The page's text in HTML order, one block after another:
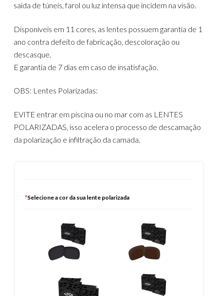
saída de túneis, farol ou luz intensa que incidem na visão.
Disponíveis em 11 cores, as lentes possuem garantia de 1
ano contra defeito de fabricação, descoloração ou
descasque.
E garantia de 7 dias em caso de insatisfação.
OBS: Lentes Polarizadas:
EVITE entrar em piscina ou no mar com as LENTES
POLARIZADAS, isso acelera o processo de descamação
da polarização e infiltração da camada.
*Selecione a cor da sua lente polarizada